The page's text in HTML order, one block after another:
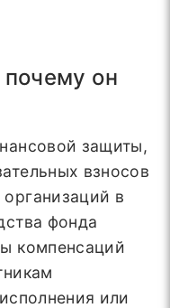
он
защиты,
взносов
в
фонда
компенсаций
или